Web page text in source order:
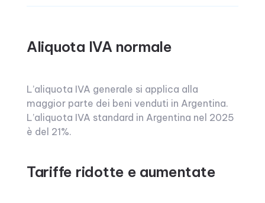
Aliquota IVA normale
L’aliquota IVA generale si applica alla
maggior parte dei beni venduti in Argentina.
L’aliquota IVA standard in Argentina nel 2025
è del 21%.
Tariffe ridotte e aumentate